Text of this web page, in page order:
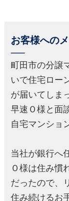
お客様への
町田市の分譲
いで住宅ロー
が届いてしま
早速Ｏ様と面
自宅マンショ
当社が銀行へ
Ｏ様は住み慣
だったので、
住み続けるお